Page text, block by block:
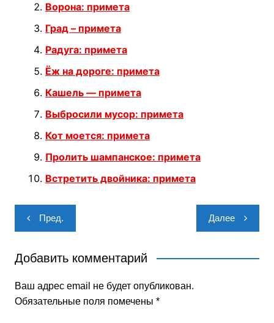
Ворона: примета
Град – примета
Радуга: примета
Ёж на дороге: примета
Кашель — примета
Выбросили мусор: примета
Кот моется: примета
Пролить шампанское: примета
Встретить двойника: примета
Навигация
по
записям
Пред. Далее
Добавить комментарий
Ваш адрес email не будет опубликован.
Обязательные поля помечены *